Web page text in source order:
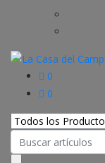
0
0
Search
for: